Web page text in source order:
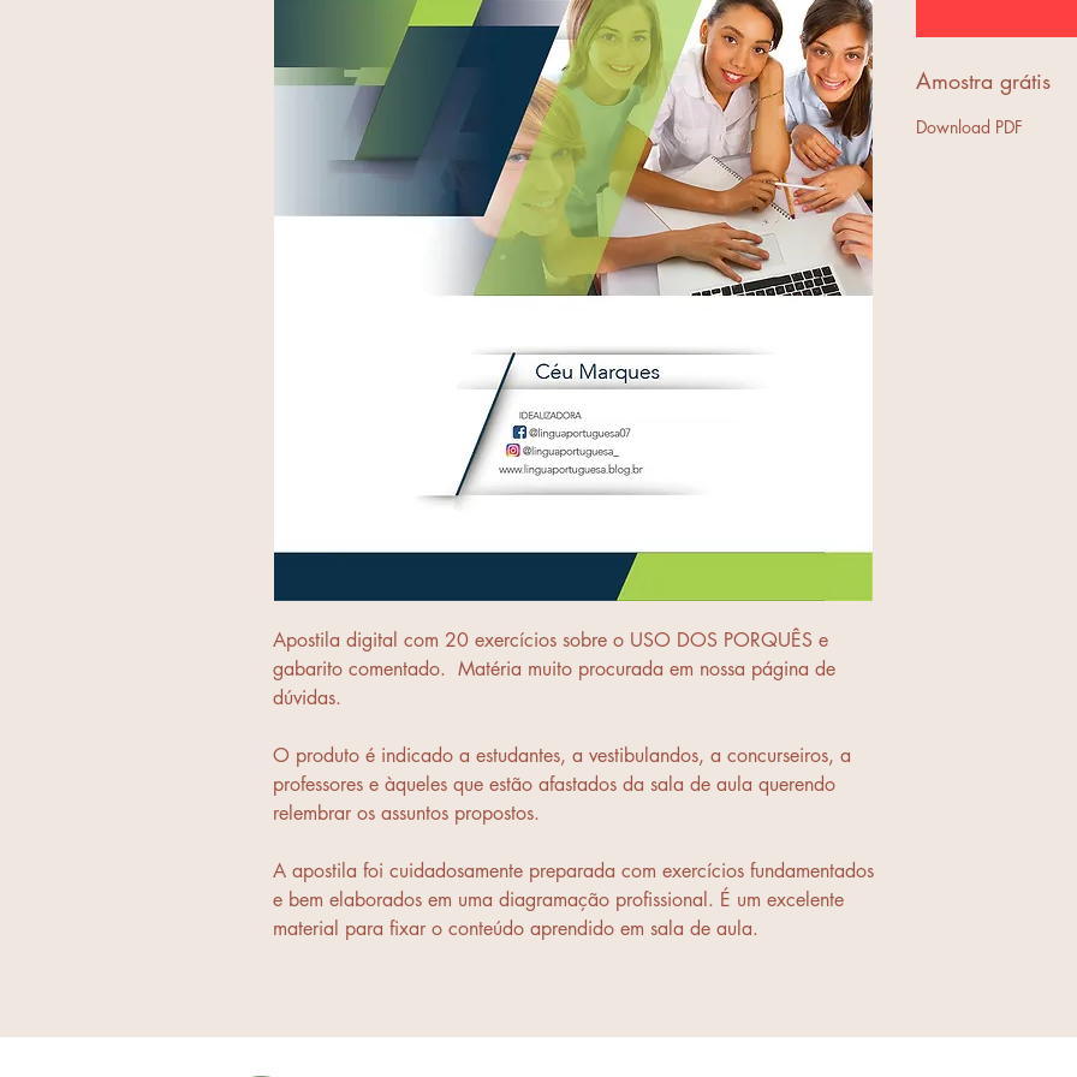
Apostila digital com 20 exercícios sobre o USO DOS PORQUÊS e
gabarito comentado. Matéria muito procurada em nossa página de
dúvidas.
O produto é indicado a estudantes, a vestibulandos, a concurseiros, a
professores e àqueles que estão afastados da sala de aula querendo
relembrar os assuntos propostos.
A apostila foi cuidadosamente preparada com exercícios fundamentados
e bem elaborados em uma diagramação profissional. É um excelente
material para fixar o conteúdo aprendido em sala de aula.
Amostra grátis
Download PDF